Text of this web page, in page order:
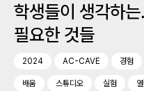
학생들이 생각하
필요한 것들
2024 AC-CAVE 경험
배움 스튜디오 실험